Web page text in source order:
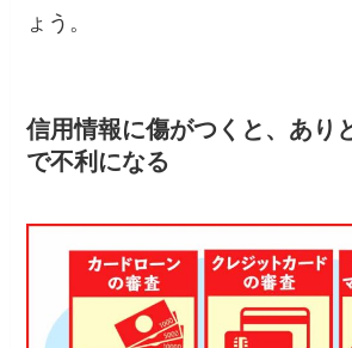
ょう。
信用情報に傷がつくと、あり
で不利になる